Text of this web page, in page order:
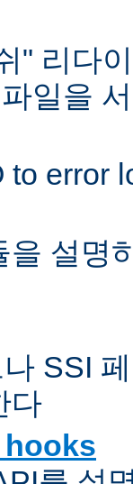
" 리다
일을
to error
을 설명
SSI
다